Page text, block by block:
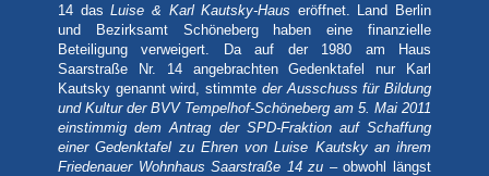
14 dasLuise & Karl Kautsky-Haus eröffnet. Land Berlin
und Bezirksamt Schöneberg haben eine finanzielle
Beteiligung verweigert. Da auf der 1980 am Haus
Saarstraße Nr. 14 angebrachten Gedenktafel nur Karl
Kautsky genannt wird, stimmte der Ausschuss für Bildung
und Kultur der BVV Tempelhof-Schöneberg am 5. Mai 2011
einstimmig dem Antrag der SPD-Fraktion auf Schaffung
einer Gedenktafel zu Ehren von Luise Kautsky an ihrem
Friedenauer Wohnhaus Saarstraße 14 zu –obwohl längst